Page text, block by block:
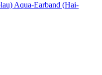
Aqua-Earband (Hai-